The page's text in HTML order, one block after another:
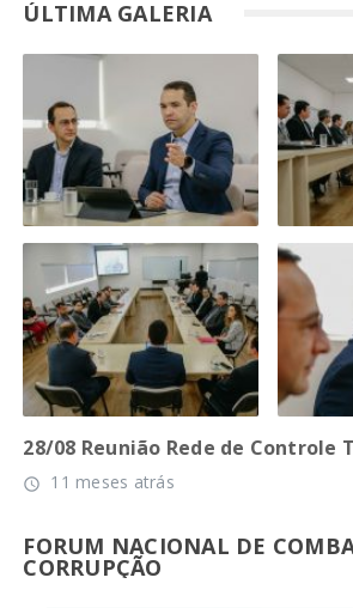
ÚLTIMA GALERIA
28/08 Reunião Rede de Controle
access_time 11 meses atrás
FORUM NACIONAL DE
CORRUPÇÃO